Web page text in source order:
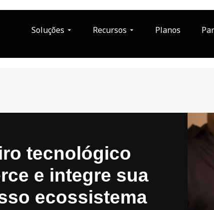
Soluções Recursos Planos
tecnológico
e integre sua
ecossistema